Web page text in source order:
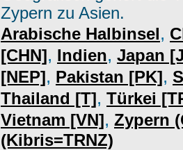
Zypern zu Asien.
Arabische Halbinsel,
[CHN], Indien, Japan
[NEP], Pakistan [PK],
Thailand [T], Türkei
Vietnam [VN], Zypern
(Kibris=TRNZ)